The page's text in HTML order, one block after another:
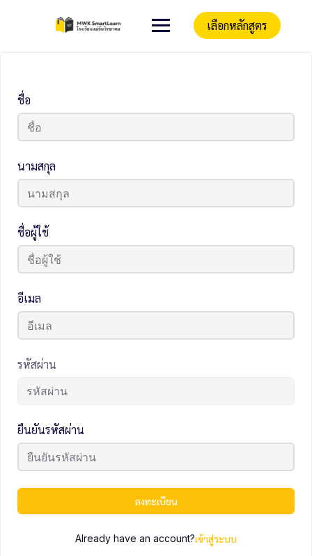
เลือกหลักสูตร
ชื่อ
นามสกุล
ชื่อผู้ใช้
อีเมล
รหัสผ่าน
ยืนยันรหัสผ่าน
ลงทะเบียน
Already have an account?เข้าสู่ระบบ